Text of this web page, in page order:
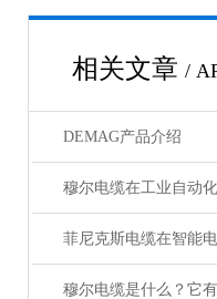
相关文章 /
DEMAG产品介绍